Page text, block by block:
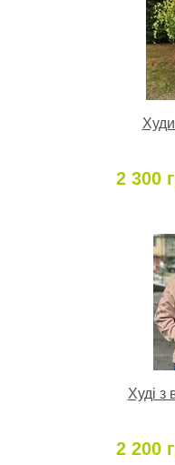
2 300
Худі
2 200